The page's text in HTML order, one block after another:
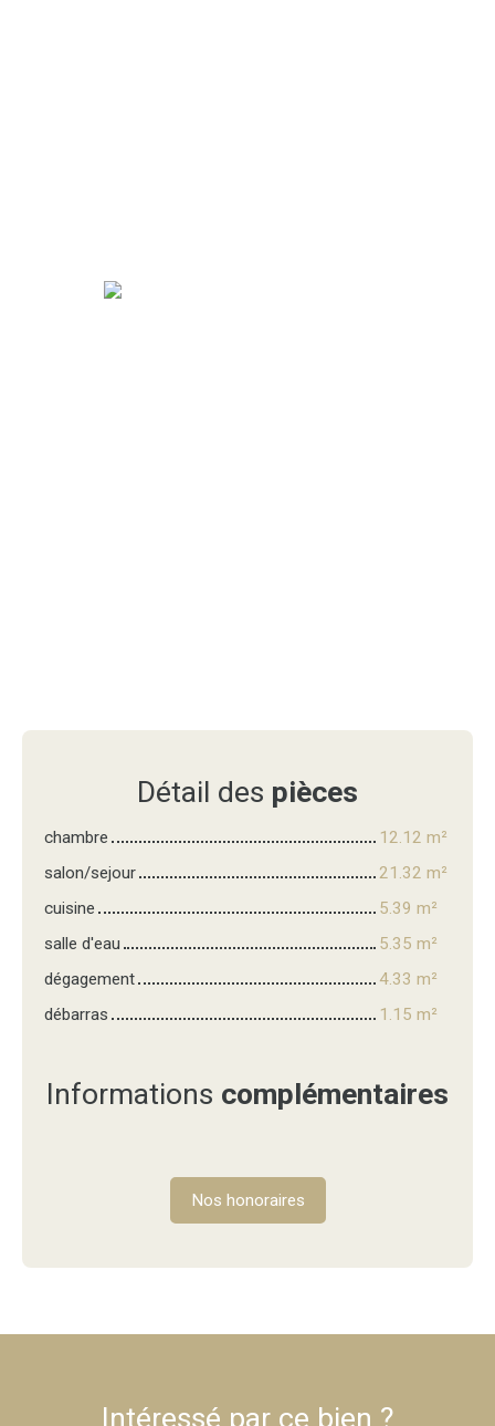
Détail des pièces
chambre
12.12 m²
salon/sejour
21.32 m²
cuisine
5.39 m²
salle d'eau
5.35 m²
dégagement
4.33 m²
débarras
1.15 m²
Informations complémentaires
Nos honoraires
Intéressé par ce bien ?